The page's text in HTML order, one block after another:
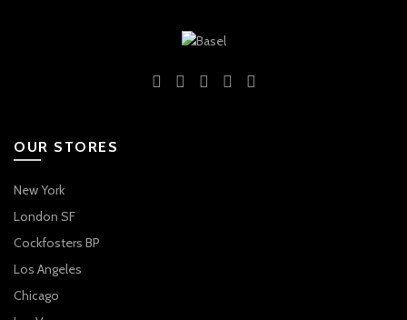
OUR STORES
New York
London SF
Cockfosters BP
Los Angeles
Chicago